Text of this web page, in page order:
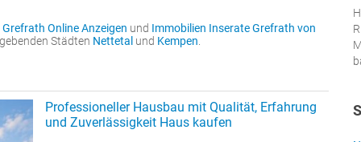
Online Anzeigen und Immobilien Inserate Grefrath von
Städten Nettetal und Kempen
Professioneller Hausbau mit Qualität, Erfahrung
und Zuverlässigkeit Haus kaufen